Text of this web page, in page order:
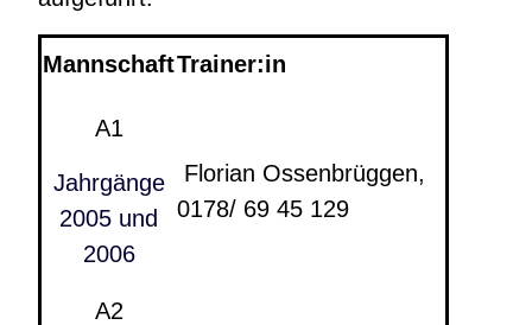
MannschaftTrainer:in
A1
Jahrgänge
2005 und
2006
Florian Ossenbrüggen,
0178/ 69 45 129
A2